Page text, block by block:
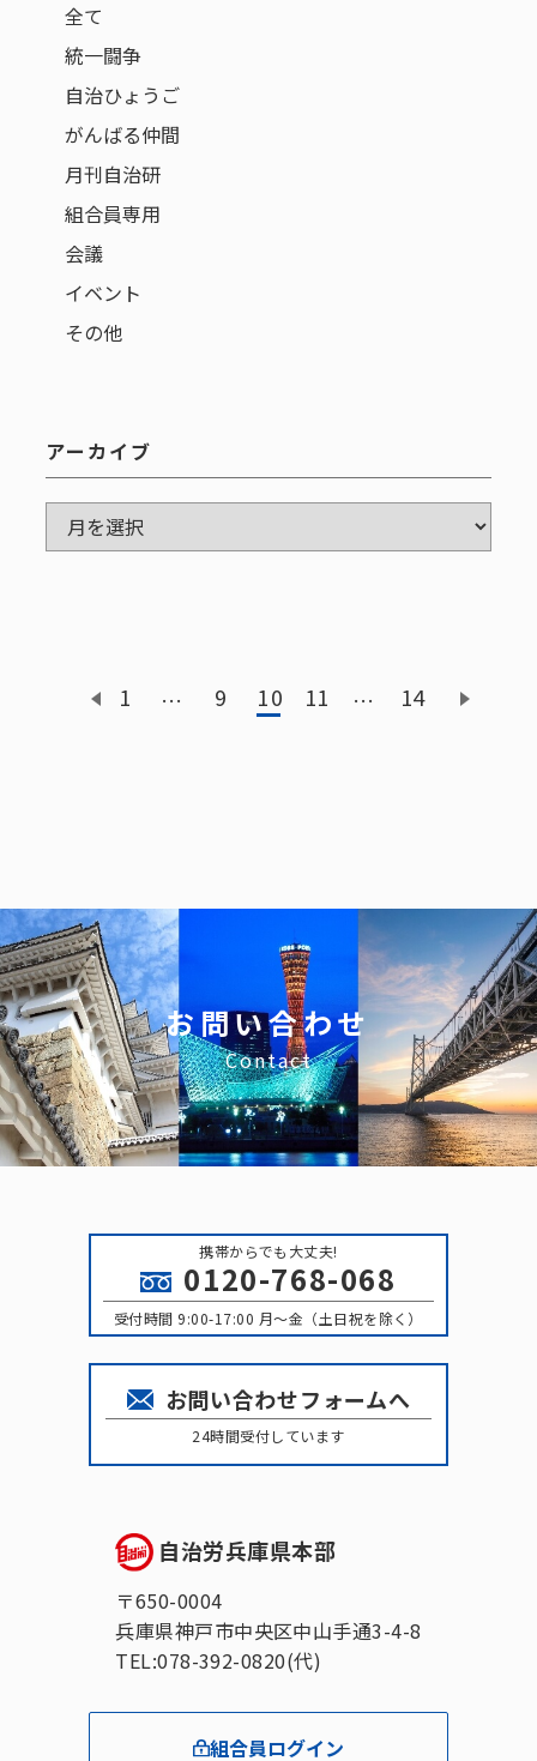
全て
統一闘争
自治ひょうご
がんばる仲間
月刊自治研
組合員専用
会議
イベント
その他
アーカイブ
ア
1 … 9 10 11 … 14
お問い合わせ
Contact
携帯からでも大丈夫!
0120-768-068
受付時間 9:00-17:00 月〜金（土日祝を除く）
お問い合わせフォームへ
24時間受付しています
自治労兵庫県本部
〒650-0004
兵庫県神戸市中央区中山手通3-4-8
TEL:078-392-0820(代)
組合員ログイン